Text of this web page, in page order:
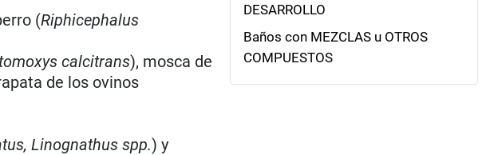
(Riphicephalus
calcitrans), mosca de
de los ovinos
Linognathus spp.) y
DESARROLLO
Baños con MEZCLAS u OTROS
COMPUESTOS